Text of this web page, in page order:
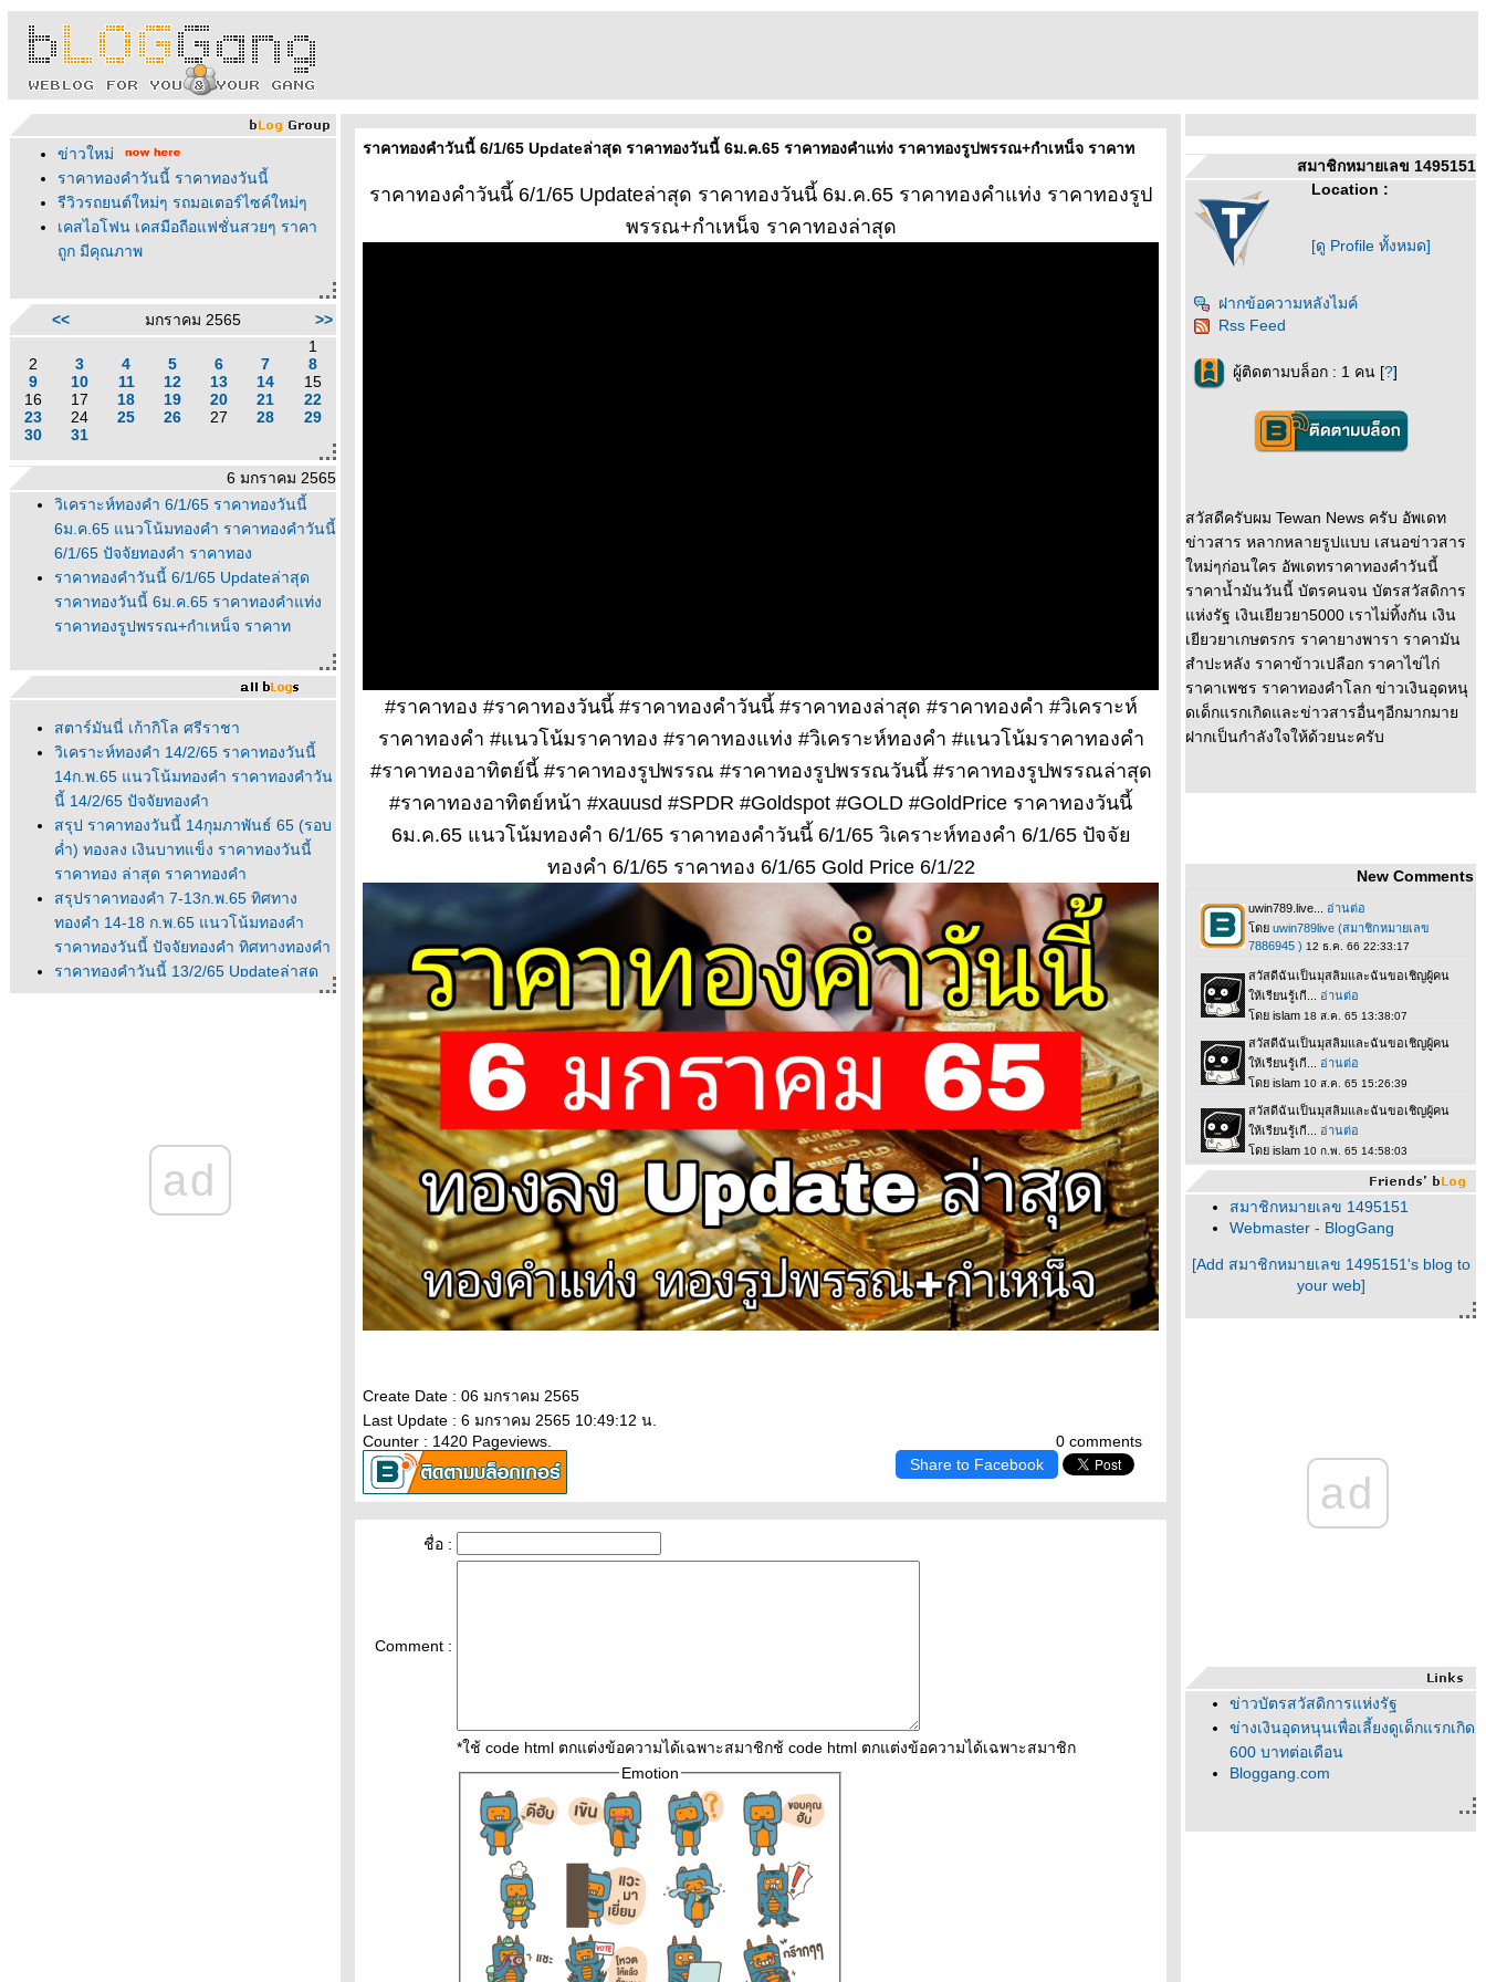
ข่าวใหม่
ราคาทองคำวันนี้ ราคาทองวันนี้
รีวิวรถยนต์ใหม่ๆ รถมอเตอร์ไซค์ใหม่ๆ
เคสไอโฟน เคสมือถือแฟชั่นสวยๆ ราคา
ถูก มีคุณภาพ
<< มกราคม 2565
>>
1
2
3 4 5 6 7
8
9
10 11 12 13 14
15
16
17 18 19 20 21
22
23
24 25 26 27 28
29
30
31
6 มกราคม 2565
วิเคราะห์ทองคำ 6/1/65 ราคาทองวันนี้
6ม.ค.65 แนวโน้มทองคำ ราคาทองคำวันนี้
6/1/65 ปัจจัยทองคำ ราคาทอง
ราคาทองคำวันนี้ 6/1/65 Updateล่าสุด
ราคาทองวันนี้ 6ม.ค.65 ราคาทองคำแท่ง
ราคาทองรูปพรรณ+กำเหน็จ ราคาท
สตาร์มันนี่ เก้ากิโล ศรีราชา
วิเคราะห์ทองคำ 14/2/65 ราคาทองวันนี้
14ก.พ.65 แนวโน้มทองคำ ราคาทองคำวัน
นี้ 14/2/65 ปัจจัยทองคำ
สรุป ราคาทองวันนี้ 14กุมภาพันธ์ 65 (รอบ
ค่ำ) ทองลง เงินบาทแข็ง ราคาทองวันนี้
ราคาทอง ล่าสุด ราคาทองคำ
สรุปราคาทองคำ 7-13ก.พ.65 ทิศทาง
ทองคำ 14-18 ก.พ.65 แนวโน้มทองคำ
ราคาทองวันนี้ ปัจจัยทองคำ ทิศทางทองคำ
ราคาทองคำวันนี้ 13/2/65 Updateล่าสุด
ราคาทองวันนี้ 13ก.พ.65 ราคาทองคำแท่ง
11ก.พ.65 แนวโน้มทองคำ ราคาทองคำวัน
นี้ 11/2/65 ปัจจัยทองคำ ราคาท
วิเคราะห์ทองคำ 10/2/65 ราคาทองวันนี้
10ก.พ.65 แนวโน้มทองคำ ราคาทองคำวัน
ad
ราคาทองคำวันนี้ 6/1/65 Updateล่าสุด ราคาทองวันนี้ 6ม.ค.65 ราคาทองคำแท่ง ราคาทองรูปพรรณ+กำเหน็จ ราคาท
ราคาทองคำวันนี้ 6/1/65 Updateล่าสุด ราคาทองวันนี้ 6ม.ค.65 ราคาทองคำแท่ง ราคาทองรูป
พรรณ+กำเหน็จ ราคาทองล่าสุด
#ราคาทอง #ราคาทองวันนี้ #ราคาทองคำวันนี้ #ราคาทองล่าสุด #ราคาทองคำ #วิเคราะห์
ราคาทองคำ #แนวโน้มราคาทอง #ราคาทองแท่ง #วิเคราะห์ทองคำ #แนวโน้มราคาทองคำ
#ราคาทองอาทิตย์นี้ #ราคาทองรูปพรรณ #ราคาทองรูปพรรณวันนี้ #ราคาทองรูปพรรณล่าสุด
#ราคาทองอาทิตย์หน้า #xauusd #SPDR #Goldspot #GOLD #GoldPrice ราคาทองวันนี้
6ม.ค.65 แนวโน้มทองคำ 6/1/65 ราคาทองคำวันนี้ 6/1/65 วิเคราะห์ทองคำ 6/1/65 ปัจจั
ทองคำ 6/1/65 ราคาทอง 6/1/65 Gold Price 6/1/22
Create Date : 06 มกราคม 2565
Last Update : 6 มกราคม 2565 10:49:12 น.
0 comments
Counter : 1420 Pageviews.
Share to Facebook
ชื่อ :
Comment :
*ใช้ code html ตกแต่งข้อความได้เฉพาะสมาชิกช้ code html ตกแต่งข้อความได้เฉพาะสมาชิก
Emotion
สมาชิกหมายเลข 1495151
Location :
[ดู Profile ทั้งหมด]
ฝากข้อความหลังไมค์
Rss Feed
ผู้ติดตามบล็อก : 1 คน [?]
สวัสดีครับผม Tewan News ครับ อัพเดท
ข่าวสาร หลากหลายรูปแบบ เสนอข่าวสาร
หม่ๆก่อนใคร อัพเดทราคาทองคำวันนี้
ราคาน้ำมันวันนี้ บัตรคนจน บัตรสวัสดิการ
ห่งรัฐ เงินเยียวยา5000 เราไม่ทิ้งกัน เงิน
เยียวยาเกษตรกร ราคายางพารา ราคามัน
สำปะหลัง ราคาข้าวเปลือก ราคาไข่ไก่
ราคาเพชร ราคาทองคำโลก ข่าวเงินอุดหนุ
ดเด็กแรกเกิดและข่าวสารอื่นๆอีกมากมา
ฝากเป็นกำลังใจให้ด้วยนะครับ
New Comments
สมาชิกหมายเลข 1495151
Webmaster - BlogGang
[Add สมาชิกหมายเลข 1495151's blog to
your web]
ad
ข่าวบัตรสวัสดิการแห่งรัฐ
ข่างเงินอุดหนุนเพื่อเลี้ยงดูเด็กแรกเกิด
600 บาทต่อเดือน
Bloggang.com